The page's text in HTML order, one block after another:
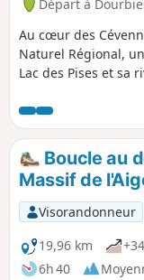
Départ à
Au cœur des
Naturel Régional,
Lac des Pises et sa
alternant larges
sentiers. Attention interdiction
temporaire pour
Problème de
du barrage ; Voir les
bas de cette fiche
Boucle au
Massif de
Visorandonneur
19,96 km
6h 40